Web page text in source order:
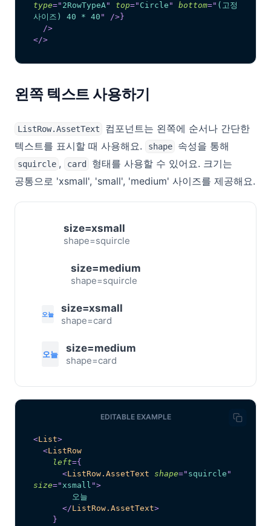
type=" 2RowTypeA" top=" Circle " bottom=" (고정
사이즈) 40 * 40 " /> }
/>
</>
왼쪽 텍스트 사용하기
ListRow.AssetText
컴포넌트는 왼쪽에 순서나 간단한
텍스트를 표시할 때 사용해요.
shape 속성을 통해
squircle , card
형태를 사용할 수 있어요. 크기는
공통으로 'xsmall', 'small', 'medium' 사이즈를 제공해요.
size=xsmall
shape=squircle
size=medium
shape=squircle
오늘 size=xsmall
shape=card
오늘 size=medium
shape=card
EDITABLE EXAMPLE
<List>
<ListRow
left={
<ListRow.AssetText shape=" squircle "
size="xsmall ">
        오늘
</ListRow.AssetText>
}